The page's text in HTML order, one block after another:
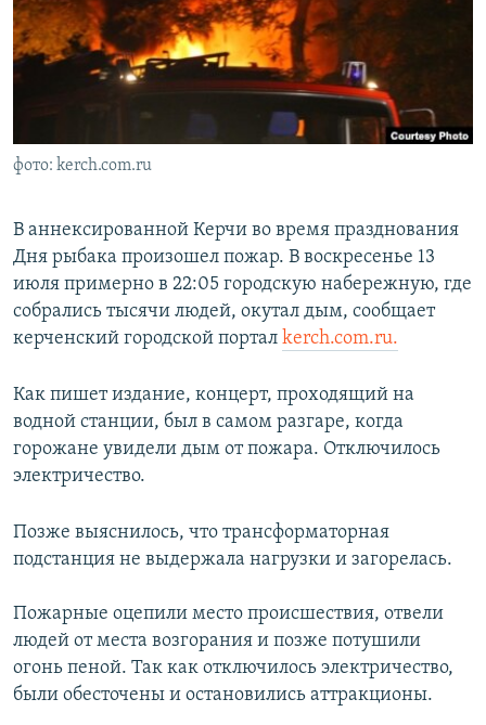
ПОБЕДИТЕЛЕЙ НЕ СУДЯТ?
КРЫМ.НЕПОКОРЕННЫЙ
ПРИСОЕДИНЯЙТЕСЬ!
Все сайты RFE/RL
фото: kerch.com.ru
В аннексированной Керчи во время празднования
Дня рыбака произошел пожар. В воскресенье 13
июля примерно в 22:05 городскую набережную, где
собрались тысячи людей, окутал дым, сообщает
керченский городской портал kerch.com.ru.
Как пишет издание, концерт, проходящий на
водной станции, был в самом разгаре, когда
горожане увидели дым от пожара. Отключилось
электричество.
Позже выяснилось, что трансформаторная
подстанция не выдержала нагрузки и загорелась.
Пожарные оцепили место происшествия, отвели
людей от места возгорания и позже потушили
огонь пеной. Так как отключилось электричество,
были обесточены и остановились аттракционы.